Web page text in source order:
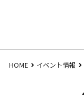
HOME イベント情報